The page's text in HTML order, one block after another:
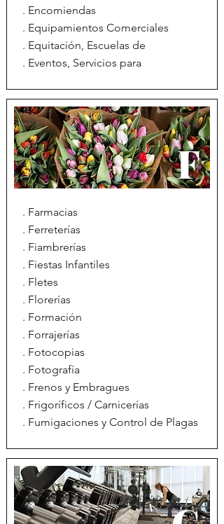
. Encomiendas
. Equipamientos Comerciales
. Equitación, Escuelas de
. Eventos, Servicios para
F
. Farmacias
. Ferreterías
. Fiambrerías
. Fiestas Infantiles
. Fletes
. Florerías
. Formación
. Forrajerías
. Fotocopias
. Fotografía
. Frenos y Embragues
. Frigoríficos / Carnicerías
. Fumigaciones y Control de Plagas